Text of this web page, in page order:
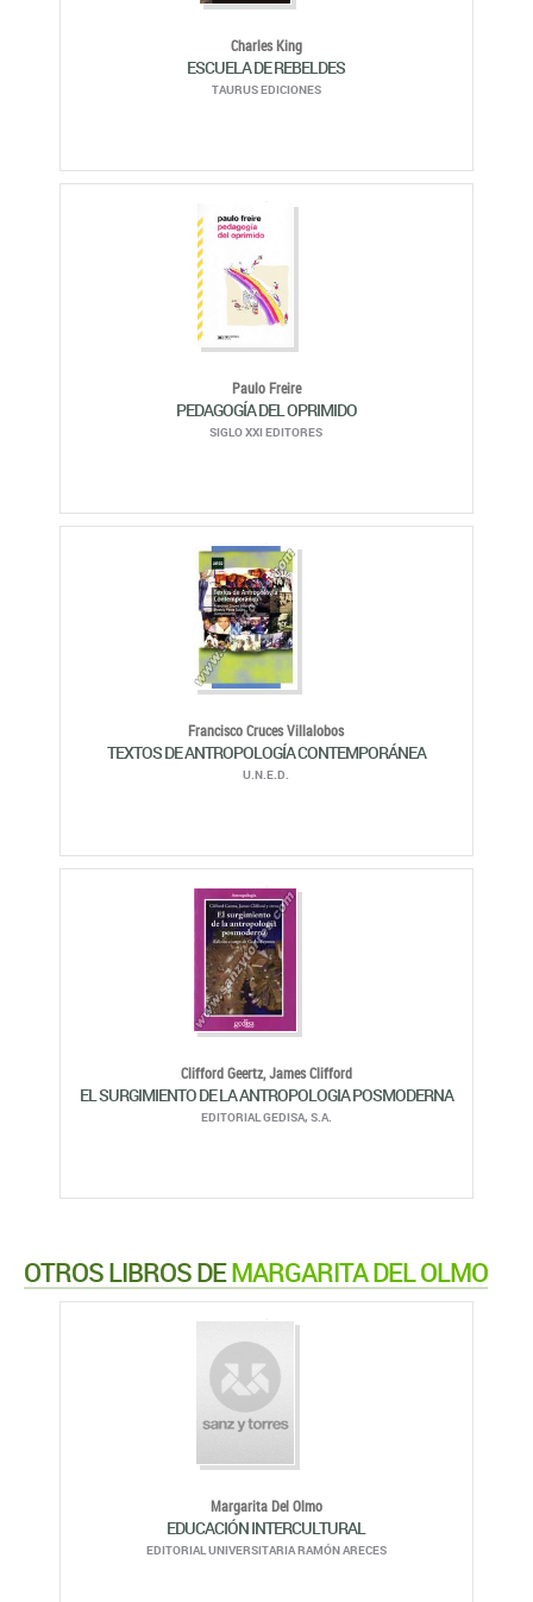
Charles King
ESCUELA DE REBELDES
TAURUS EDICIONES
Paulo Freire
PEDAGOGÍA DEL OPRIMIDO
SIGLO XXI EDITORES
Francisco Cruces Villalobos
TEXTOS DE ANTROPOLOGÍA CONTEMPORÁNEA
U.N.E.D.
Clifford Geertz,James Clifford
EL SURGIMIENTO DE LA ANTROPOLOGIA POSMODERNA
EDITORIAL GEDISA, S.A.
OTROS LIBROS DEMARGARITA DEL OLMO
Margarita Del Olmo
EDUCACIÓN INTERCULTURAL
EDITORIAL UNIVERSITARIA RAMÓN ARECES